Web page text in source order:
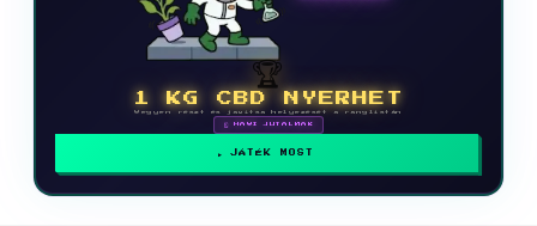
🏆
1 KG CBD NYERHET
Vegyen részt és javítsa helyezését a ranglistán
🗓 HAVI JUTALMAK
JÁTÉK MOST